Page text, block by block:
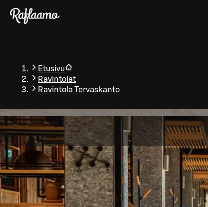
Siirry pääsisältöön
Etusivu
Ravintolat
Ravintola Tervaskanto